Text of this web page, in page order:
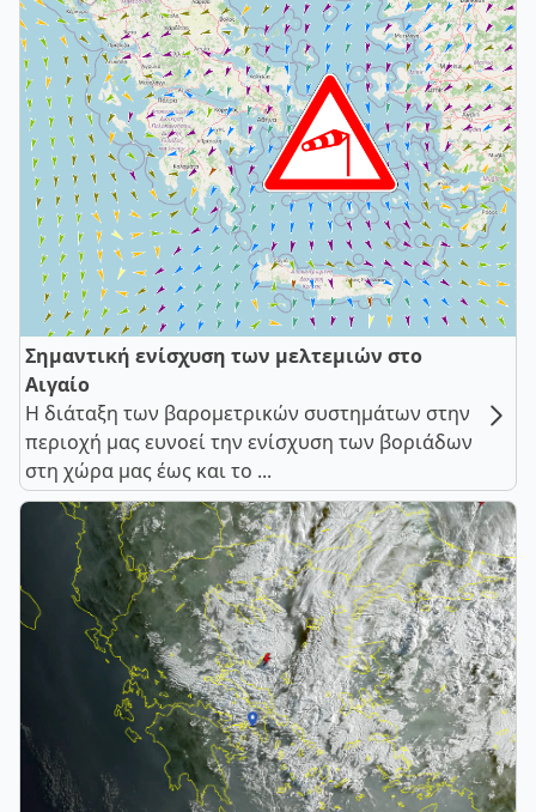
Σημαντική ενίσχυση των μελτεμιών στο
Αιγαίο
Η διάταξη των βαρομετρικών συστημάτων στην
περιοχή μας ευνοεί την ενίσχυση των βοριάδων
στη χώρα μας έως και το ...